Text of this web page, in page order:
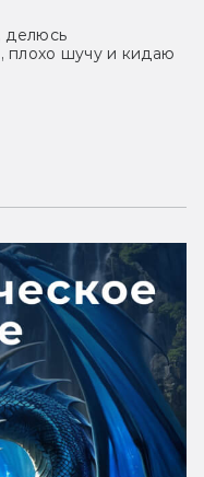
делюсь
плохо шучу и кидаю